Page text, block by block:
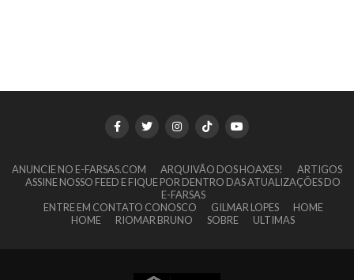
ANUNCIE NO E-FARSAS.COM ARQUIVÃO DOS HOAXES!
ARTIGOS
ASSINE NOSSO FEED E FIQUE POR DENTRO DAS ATUALIZAÇÕES DO
E-FARSAS
ENTRE EM CONTATO CONOSCO
GILMAR LOPES
HOME
HOME
RIOMAR BRUNO SOBRE ULTIMAS